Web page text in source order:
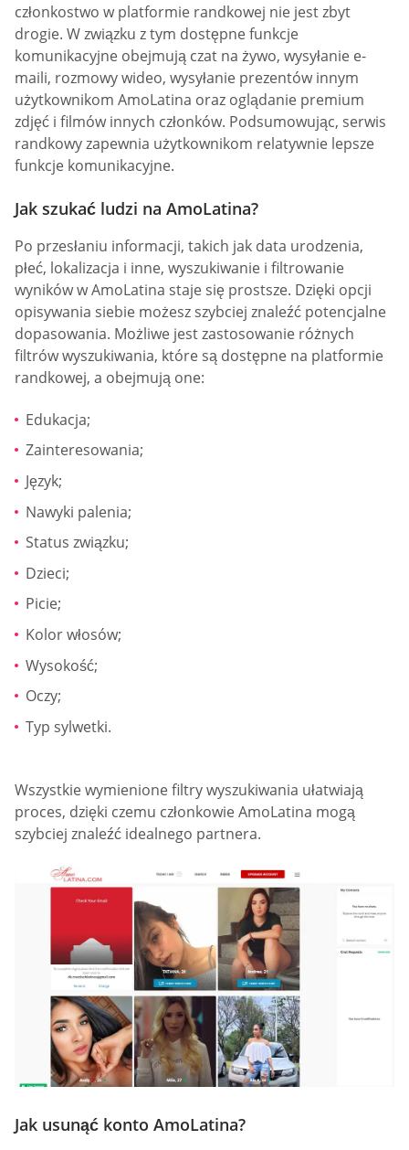
członkostwo w platformie randkowej nie jest zbyt
drogie. W związku z tym dostępne funkcje
komunikacyjne obejmują czat na żywo, wysyłanie e-
maili, rozmowy wideo, wysyłanie prezentów innym
użytkownikom AmoLatina oraz oglądanie premium
zdjęć i filmów innych członków. Podsumowując, serwis
randkowy zapewnia użytkownikom relatywnie lepsze
funkcje komunikacyjne.
Jak szukać ludzi na AmoLatina?
Po przesłaniu informacji, takich jak data urodzenia,
płeć, lokalizacja i inne, wyszukiwanie i filtrowanie
wyników w AmoLatina staje się prostsze. Dzięki opcji
opisywania siebie możesz szybciej znaleźć potencjalne
dopasowania. Możliwe jest zastosowanie różnych
filtrów wyszukiwania, które są dostępne na platformie
randkowej, a obejmują one:
Edukacja;
Zainteresowania;
Język;
Nawyki palenia;
Status związku;
Dzieci;
Picie;
Kolor włosów;
Wysokość;
Oczy;
Typ sylwetki.
Wszystkie wymienione filtry wyszukiwania ułatwiają
proces, dzięki czemu członkowie AmoLatina mogą
szybciej znaleźć idealnego partnera.
Jak usunąć konto AmoLatina?